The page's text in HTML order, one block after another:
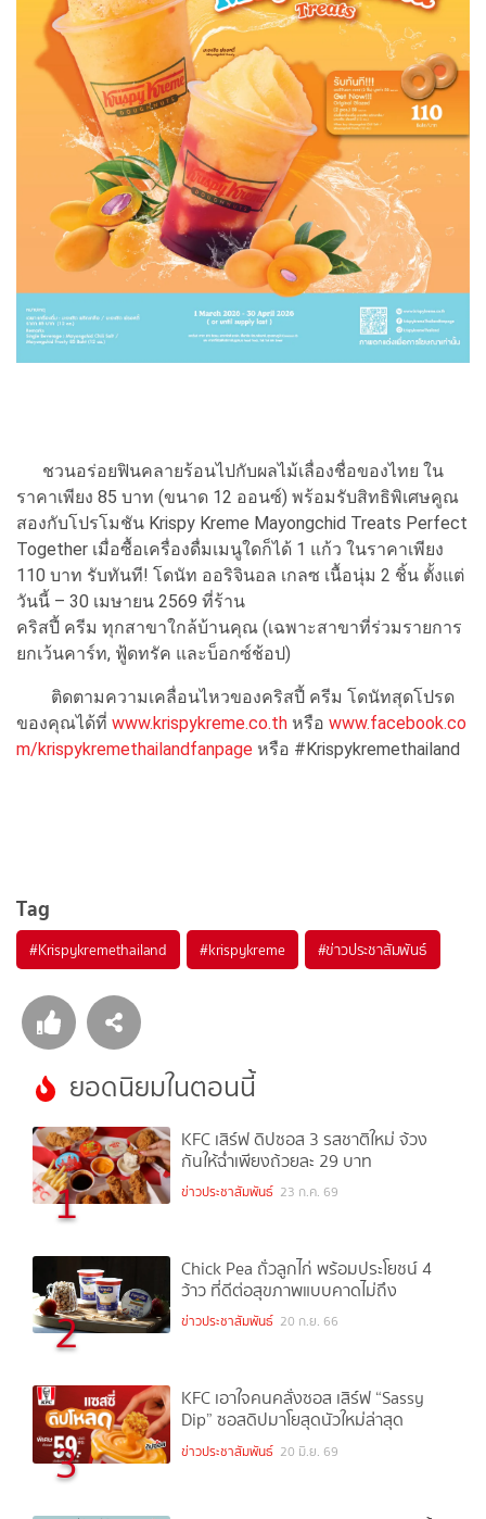
ชวนอร่อยฟินคลายร้อนไปกับผลไม้เลื่องชื่อของไทย ใน
ราคาเพียง 85 บาท (ขนาด 12 ออนซ์) พร้อมรับสิทธิพิเศษคูณ
สองกับโปรโมชัน Krispy Kreme Mayongchid Treats Perfect
Together เมื่อซื้อเครื่องดื่มเมนูใดก็ได้ 1 แก้ว ในราคาเพียง
110 บาท รับทันที! โดนัท ออริจินอล เกลซ เนื้อนุ่ม 2 ชิ้น ตั้งแต่
วันนี้ – 30 เมษายน 2569 ที่ร้าน
คริสปี้ ครีม ทุกสาขาใกล้บ้านคุณ (เฉพาะสาขาที่ร่วมรายการ
ยกเว้นคาร์ท, ฟู้ดทรัค และบ็อกซ์ช้อป)
ติดตามความเคลื่อนไหวของคริสปี้ ครีม โดนัทสุดโปรด
ของคุณได้ที่ www.krispykreme.co.th หรือ www.facebook.co
m/krispykremethailandfanpage หรือ #Krispykremethailand
Tag
#Krispykremethailand #krispykreme #ข่าวประชาสัมพันธ์
ยอดนิยมในตอนนี้
1
KFC เสิร์ฟ ดิปซอส 3 รสชาติใหม่ จ้วง
กันให้ฉ่ำเพียงถ้วยละ 29 บาท
ข่าวประชาสัมพันธ์ 23 ก.ค. 69
2
Chick Pea ถั่วลูกไก่ พร้อมประโยชน์ 4
ว้าว ที่ดีต่อสุขภาพแบบคาดไม่ถึง
ข่าวประชาสัมพันธ์ 20 ก.ย. 66
3
KFC เอาใจคนคลั่งซอส เสิร์ฟ “Sassy
Dip” ซอสดิปมาโยสุดนัวใหม่ล่าสุด
ข่าวประชาสัมพันธ์ 20 มิ.ย. 69